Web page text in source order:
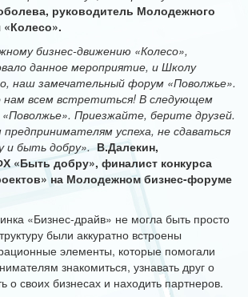
руководитель Молодежного
бизнес-движению «Колесо»,
данное мероприятие, и Школу
наш замечательный форум «Поволжье».
нам всем встретиться! В следующем
«Поволжье». Приезжайте, берите друзей.
успеха, не сдаваться
и быть добру». В.Далекин,
«Быть добру», финалист конкурса
на Молодежном бизнес-форуме
«Бизнес-драйв» не могла быть просто
были аккуратно встроены
элементы, которые помогали
знакомиться, узнавать друг о
о своих бизнесах и находить партнеров.